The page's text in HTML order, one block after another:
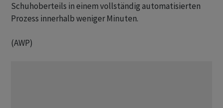
Schuhoberteils in einem vollständig automatisierten
Prozess innerhalb weniger Minuten.
(AWP)